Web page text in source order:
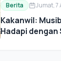
Berita Jumat, 7
Kakanwil:
Hadapi